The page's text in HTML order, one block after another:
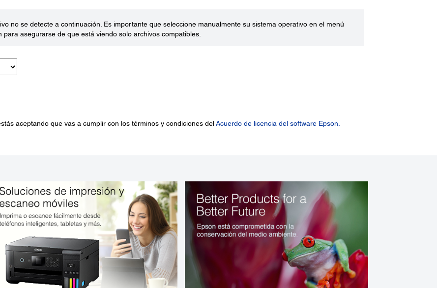
no se detecte a continuación. Es importante que seleccione manualmente su sistema operativo en el menú
asegurarse de que está viendo solo archivos compatibles.
aceptando que vas a cumplir con los términos y condiciones delAcuerdo de licencia del software Epson.